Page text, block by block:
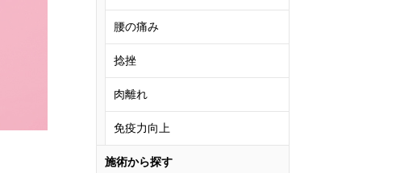
腰の痛み
捻挫
肉離れ
免疫力向上
施術から探す